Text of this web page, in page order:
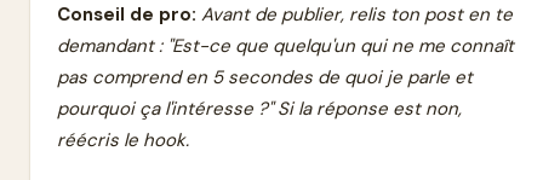
Conseil de pro: Avant de publier, relis ton post en te
demandant : "Est-ce que quelqu'un qui ne me connaît
pas comprend en 5 secondes de quoi je parle et
pourquoi ça l'intéresse ?" Si la réponse est non,
réécris le hook.